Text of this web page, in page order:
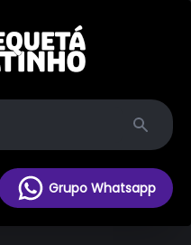
Search
Grupo Whatsapp